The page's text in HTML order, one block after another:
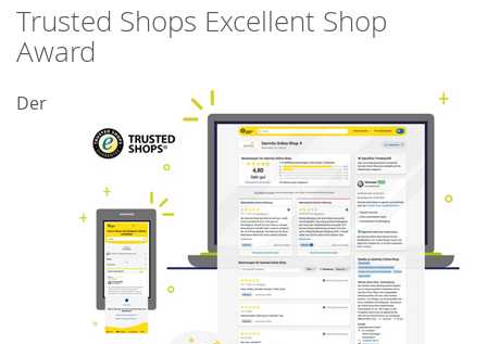
Trusted Shops Excellent Shop
Award
Der